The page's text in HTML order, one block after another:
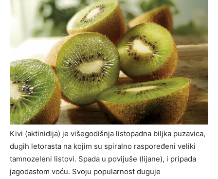
Kivi (aktinidija) je višegodišnja listopadna biljka puzavica,
dugih letorasta na kojim su spiralno raspoređeni veliki
tamnozeleni listovi. Spada u povijuše (lijane), i pripada
jagodastom voću. Svoju popularnost duguje